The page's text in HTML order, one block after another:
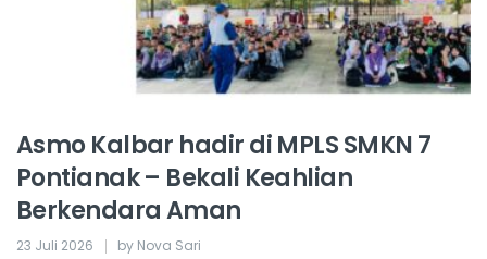
Asmo Kalbar hadir di MPLS SMKN 7
Pontianak – Bekali Keahlian
Berkendara Aman
23 Juli 2026 by Nova Sari